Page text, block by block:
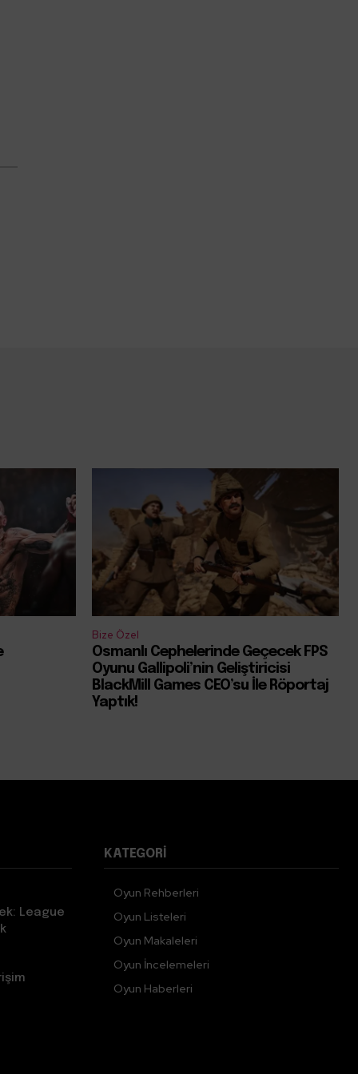
Bize Özel
Osmanlı Cephelerinde Geçecek FPS
Oyunu Gallipoli’nin Geliştiricisi
BlackMill Games CEO’su İle Röportaj
Yaptık!
League
KATEGORI
Oyun Rehberleri
Oyun Listeleri
Oyun Makaleleri
Oyun İncelemeleri
Oyun Haberleri